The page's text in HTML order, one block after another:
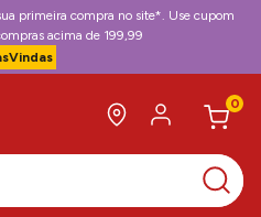
primeira compra no site*. Use cupom
acima de 199,99
0